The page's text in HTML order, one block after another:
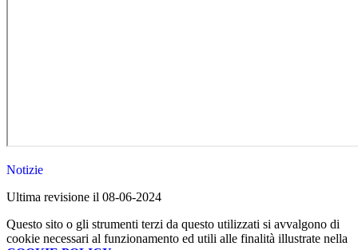
Notizie
Ultima revisione il 08-06-2024
Questo sito o gli strumenti terzi da questo utilizzati si avvalgono di
cookie necessari al funzionamento ed utili alle finalità illustrate nella